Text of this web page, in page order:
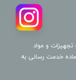
و مواد
متخصص ،پشتیبانی ۲۴ ساعته اماده خدمت رسانی به